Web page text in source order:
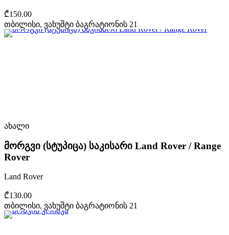
₾150.00
თბილისი, ვახუშტი ბაგრატიონის 21
ახალი
მორგვი (სტუპიცა) საკისარი Land Rover / Range
Rover
Land Rover
₾130.00
თბილისი, ვახუშტი ბაგრატიონის 21